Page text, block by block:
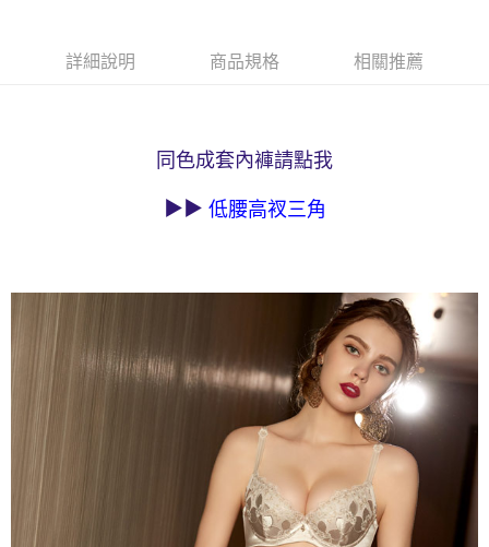
３．未成年的使用者請事先徵得法定代理人或監護人之同意方可使用
請求用戶進行身份認證。
恩沛科技股份有限公司將有權停止該用戶之使用額度並採取法律行動。
海外宅配 (訂單成立後，請主動於2天內與線上客服核對收
詳細說明 商品規格 相關推薦
同色成套內褲請點我
▶▶ 低腰高衩三角